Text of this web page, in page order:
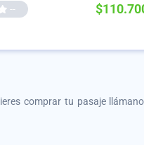
--
comprar tu pasaje